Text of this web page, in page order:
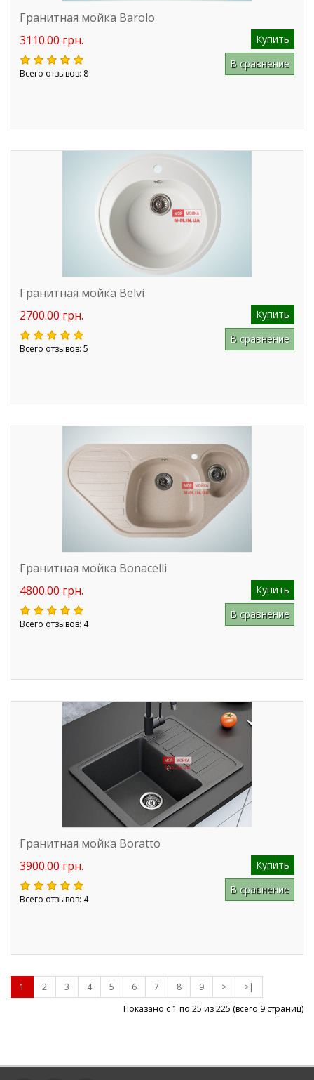
Гранитная мойка Barolo
3110.00 грн.
Купить
Всего отзывов: 8
В сравнение
Гранитная мойка Belvi
2700.00 грн.
Купить
Всего отзывов: 5
В сравнение
Гранитная мойка Bonacelli
4800.00 грн.
Купить
Всего отзывов: 4
В сравнение
Гранитная мойка Boratto
3900.00 грн.
Купить
Всего отзывов: 4
В сравнение
1 2 3 4 5 6 7 8 9 >
>|
Показано с 1 по 25 из225 (всего 9 страниц)